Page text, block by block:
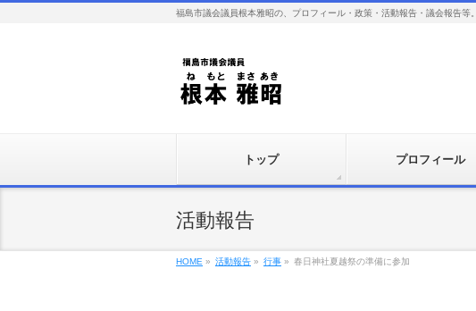
福島市議会議員根本雅昭の、プロフィール・政策・活動報告・議会報告等。
トップ プロフィール
活動報告
HOME » 活動報告 » 行事 » 春日神社夏越祭の準備に参加